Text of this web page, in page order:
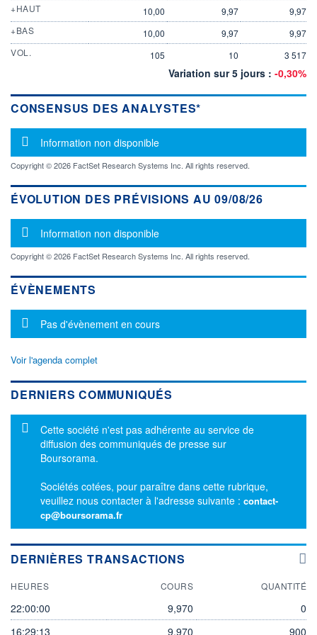
+HAUT
10,00 9,97
9,97
+BAS
10,00 9,97
9,97
VOL.
105 10 3 517
Variation sur 5 jours : -0,30%
CONSENSUS DES ANALYSTES*
Message d'information
Information non disponible
Copyright © 2026 FactSet Research Systems Inc. All rights reserved.
ÉVOLUTION DES PRÉVISIONS AU 09/08/26
Message d'information
Information non disponible
Copyright © 2026 FactSet Research Systems Inc. All rights reserved.
ÉVÈNEMENTS
Message d'information
Pas d'évènement en cours
Voir l'agenda complet
DERNIERS COMMUNIQUÉS
Message d'information
Cette société n'est pas adhérente au service de
diffusion des communiqués de presse sur
Boursorama.
Sociétés cotées, pour paraître dans cette rubrique,
veuillez nous contacter à l'adresse suivante : contact-
cp@boursorama.fr
DERNIÈRES TRANSACTIONS
HEURES COURS QUANTITÉ
22:00:00 9,970
0
16:29:13
9,970 900